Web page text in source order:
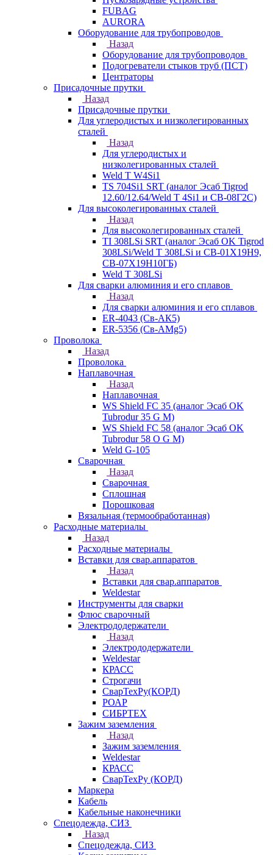
FUBAG
AURORA
Оборудование для трубопроводов
Назад
Оборудование для трубопроводов
Подогреватели стыков труб (ПСТ)
Центраторы
Присадочные прутки
Назад
Присадочные прутки
Для углеродистых и низколегированных
сталей
Назад
Для углеродистых и
низколегированных сталей
Weld T W4Si1
TS 704Si1 SRT (аналог Эсаб Tigrod
12.60/12.64/Weld T 4Si1 и СВ-08Г2С)
Для высоколегированных сталей
Назад
Для высоколегированных сталей
TI 308LSi SRT (аналог Эсаб OK Tigrod
308LSi/Weld T 308LSi и СВ-01Х19Н9,
СВ-07Х19Н10ГБ)
Weld T 308LSi
Для сварки алюминия и его сплавов
Назад
Для сварки алюминия и его сплавов
ER-4043 (Св-АК5)
ER-5356 (Св-АМg5)
Проволока
Назад
Проволока
Наплавочная
Назад
Наплавочная
WS Shield FC 35 (аналог Эсаб OK
Tubrodur 35 G M)
WS Shield FC 58 (аналог Эсаб OK
Tubrodur 58 O G M)
Weld G-105
Сварочная
Назад
Сварочная
Сплошная
Порошковая
Вязальная (термообработанная)
Расходные материалы
Назад
Расходные материалы
Вставки для свар.аппаратов
Назад
Вставки для свар.аппаратов
Weldestar
Инструменты для сварки
Флюс сварочный
Электрододержатели
Назад
Электрододержатели
Weldestar
КРАСС
Строгачи
СварТехРу(КОРД)
РОАР
СИБРТЕХ
Зажим заземления
Назад
Зажим заземления
Weldestar
КРАСС
СварТехРу (КОРД)
Маркера
Кабель
Кабельные наконечники
Спецодежда, СИЗ
Назад
Спецодежда, СИЗ